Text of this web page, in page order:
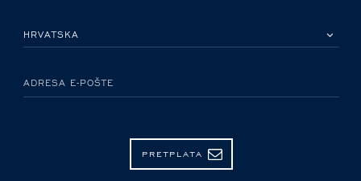
ADRESA E-POŠTE
PRETPLATA